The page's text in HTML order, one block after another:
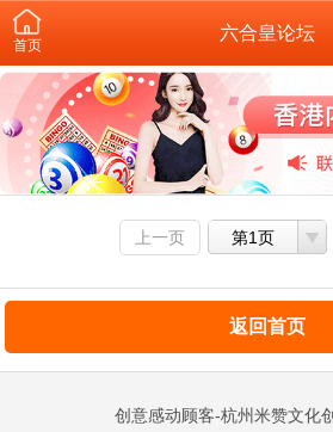
首页
六合皇论坛
上一页 第1页
返回首页
创意感动顾客-杭州米赞文化